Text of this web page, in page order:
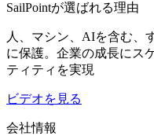
SailPointが選ばれる理由
人、マシン、AIを含む、
に保護。企業の成長にス
ティティを実現
ビデオを見る
会社情報